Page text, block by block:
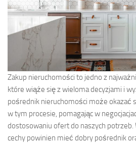
Zakup nieruchomości to jedno z
które wiąże się z wieloma decyzjami i
pośrednik nieruchomości może okazać
w tym procesie, pomagając w
dostosowaniu ofert do naszych potrzeb.
cechy powinien mieć dobry pośrednik